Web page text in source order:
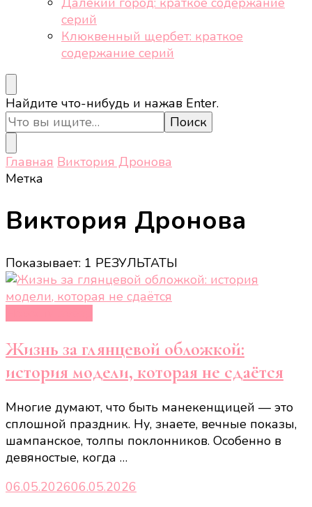
серий
Клюквенный щербет: краткое
содержание серий
Ищите
что-
то?
Найдите что-нибудь и нажав Enter.
Главная Виктория Дронова
Метка
Виктория Дронова
Показывает: 1 РЕЗУЛЬТАТЫ
Жизнь за глянцевой обложкой:
история модели, которая не сдаётся
Многие думают, что быть манекенщицей — это
сплошной праздник. Ну, знаете, вечные показы,
шампанское, толпы поклонников. Особенно в
девяностые, когда …
06.05.202606.05.2026